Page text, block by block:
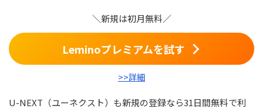
＼新規は初月無料／
Leminoプレミアムを試す
>>詳細
U-NEXT（ユーネクスト）も新規の登録なら31日間無料で利